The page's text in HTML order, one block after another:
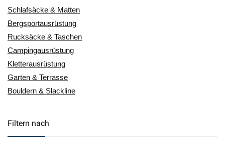
Schlafsäcke & Matten
Bergsportausrüstung
Rucksäcke & Taschen
Campingausrüstung
Kletterausrüstung
Garten & Terrasse
Bouldern & Slackline
Filtern nach